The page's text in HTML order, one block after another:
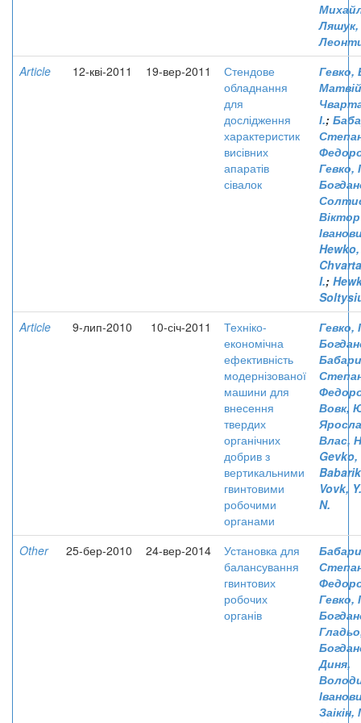
Article
12-кві-2011 19-вер-2011
Стендове
обладнання
для
дослідження
характеристик
висівних
апаратів
сівалок
Гевко,
І.;
Гевко,
Віктор
I.;
Article
9-лип-2010 10-січ-2011
Техніко-
економічна
ефективність
модернізованої
машини для
внесення
твердих
органічних
добрив з
вертикальними
гвинтовими
робочими
органами
Гевко,
Вовк,
Влас,
Gevko,
Vovk, Y.
N.
Other 25-бер-2010 24-вер-2014
Установка для
балансування
гвинтових
робочих
органів
Гевко,
Диня,